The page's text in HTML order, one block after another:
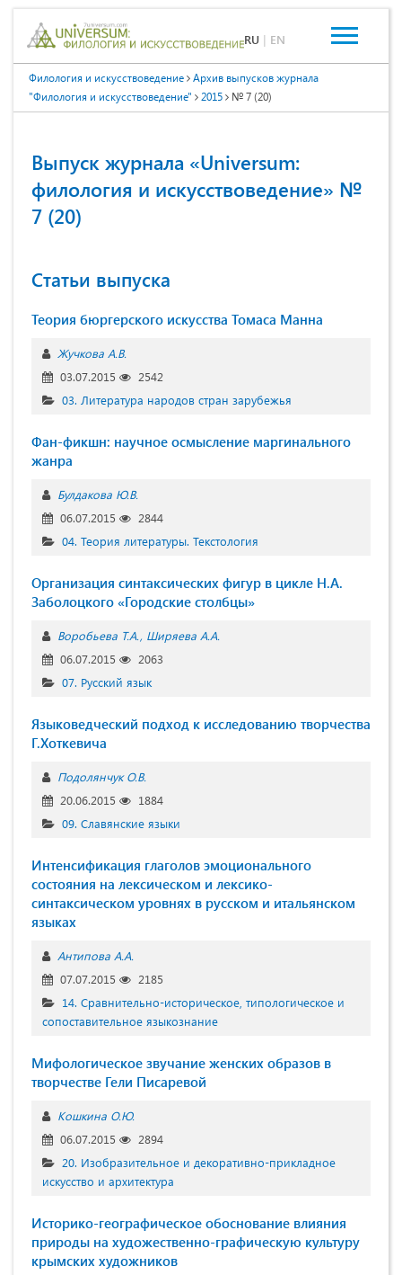
RU | EN
Филология и искусствоведение
Архив выпусков журнала
"Филология и искусствоведение"
2015 № 7 (20)
Выпуск журнала «Universum:
филология и искусствоведение» №
7 (20)
Статьи выпуска
Теория бюргерского искусства Томаса Манна
Жучкова А.В.
03.07.2015
2542
03. Литература народов стран зарубежья
Фан-фикшн: научное осмысление маргинального
жанра
Булдакова Ю.В.
06.07.2015
2844
04. Теория литературы. Текстология
Организация синтаксических фигур в цикле Н.А.
Заболоцкого «Городские столбцы»
Воробьева Т.А. Ширяева А.А.
06.07.2015
2063
07. Русский язык
Языковедческий подход к исследованию творчества
Г.Хоткевича
Подолянчук О.В.
20.06.2015
1884
09. Славянские языки
Интенсификация глаголов эмоционального
состояния на лексическом и лексико-
синтаксическом уровнях в русском и итальянском
языках
Антипова А.А.
07.07.2015
2185
14. Сравнительно-историческое, типологическое и
сопоставительное языкознание
Мифологическое звучание женских образов в
творчестве Гели Писаревой
Кошкина О.Ю.
06.07.2015
2894
20. Изобразительное и декоративно-прикладное
искусство и архитектура
Историко-географическое обоснование влияния
природы на художественно-графическую культуру
крымских художников